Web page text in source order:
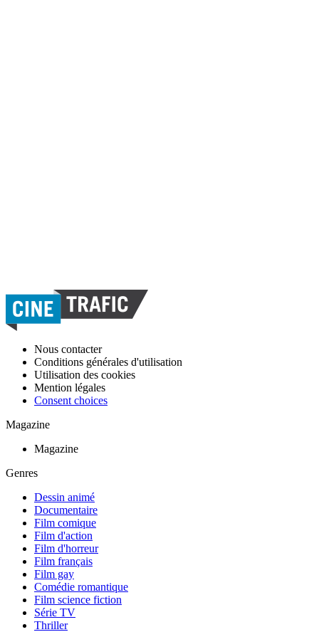
Nous contacter
Conditions générales d'utilisation
Utilisation des cookies
Mention légales
Consent choices
Magazine
Magazine
Genres
Dessin animé
Documentaire
Film comique
Film d'action
Film d'horreur
Film français
Film gay
Comédie romantique
Film science fiction
Série TV
Thriller